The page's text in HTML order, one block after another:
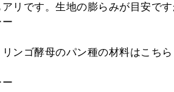
リです。生地の膨らみが目安で
ンゴ酵母のパン種の材料はこち